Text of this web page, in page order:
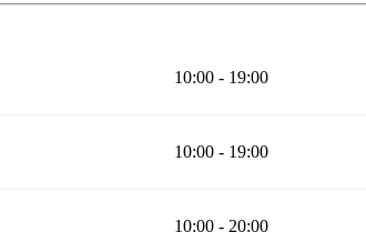
10:00 - 19:00
10:00 - 19:00
10:00 - 20:00